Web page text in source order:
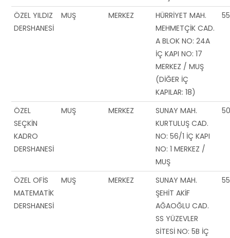
ÖZEL YILDIZ
DERSHANESİ
MUŞ MERKEZ
HÜRRİYET MAH.
MEHMETÇİK CAD.
A BLOK NO: 24A
İÇ KAPI NO: 17
MERKEZ / MUŞ
(DİĞER İÇ
KAPILAR: 18)
ÖZEL
SEÇKİN
KADRO
DERSHANESİ
MUŞ MERKEZ
SUNAY MAH.
KURTULUŞ CAD.
NO: 56/1 İÇ KAPI
NO: 1 MERKEZ /
MUŞ
ÖZEL OFİS
MATEMATİK
DERSHANESİ
MUŞ MERKEZ
SUNAY MAH.
ŞEHİT AKİF
AĞAOĞLU CAD.
SS YÜZEVLER
SİTESİ NO: 5B İÇ